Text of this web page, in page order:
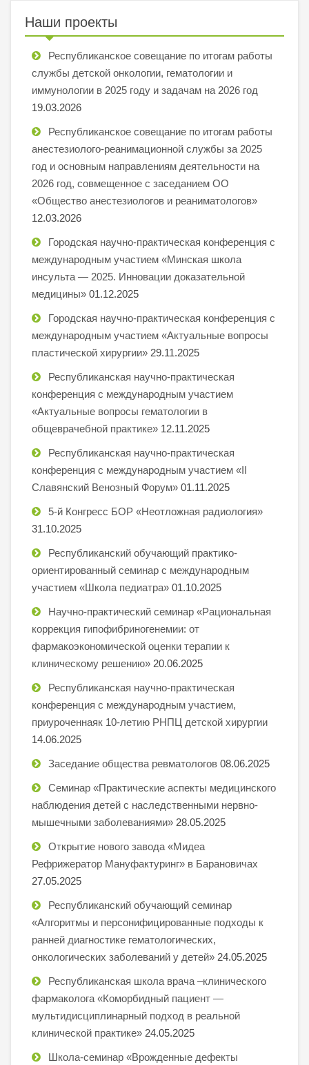
Наши проекты
Республиканское совещание по итогам работы
службы детской онкологии, гематологии и
иммунологии в 2025 году и задачам на 2026 год
19.03.2026
Республиканское совещание по итогам работы
анестезиолого-реанимационной службы за 2025
год и основным направлениям деятельности на
2026 год, совмещенное с заседанием ОО
«Общество анестезиологов и реаниматологов»
12.03.2026
Городская научно-практическая конференция с
международным участием «Минская школа
инсульта — 2025. Инновации доказательной
медицины» 01.12.2025
Городская научно-практическая конференция с
международным участием «Актуальные вопросы
пластической хирургии» 29.11.2025
Республиканская научно-практическая
конференция с международным участием
«Актуальные вопросы гематологии в
общеврачебной практике» 12.11.2025
Республиканская научно-практическая
конференция с международным участием «II
Славянский Венозный Форум» 01.11.2025
5-й Конгресс БОР «Неотложная радиология»
31.10.2025
Республиканский обучающий практико-
ориентированный семинар с международным
участием «Школа педиатра» 01.10.2025
Научно-практический семинар «Рациональная
коррекция гипофибриногенемии: от
фармакоэкономической оценки терапии к
клиническому решению» 20.06.2025
Республиканская научно-практическая
конференция с международным участием,
приуроченнаяк 10-летию РНПЦ детской хирургии
14.06.2025
Заседание общества ревматологов 08.06.2025
Семинар «Практические аспекты медицинского
наблюдения детей с наследственными нервно-
мышечными заболеваниями» 28.05.2025
Открытие нового завода «Мидеа
Рефрижератор Мануфактуринг» в Барановичах
27.05.2025
Республиканский обучающий семинар
«Алгоритмы и персонифицированные подходы к
ранней диагностике гематологических,
онкологических заболеваний у детей» 24.05.2025
Республиканская школа врача –клинического
фармаколога «Коморбидный пациент —
мультидисциплинарный подход в реальной
клинической практике» 24.05.2025
Школа-семинар «Врожденные дефекты